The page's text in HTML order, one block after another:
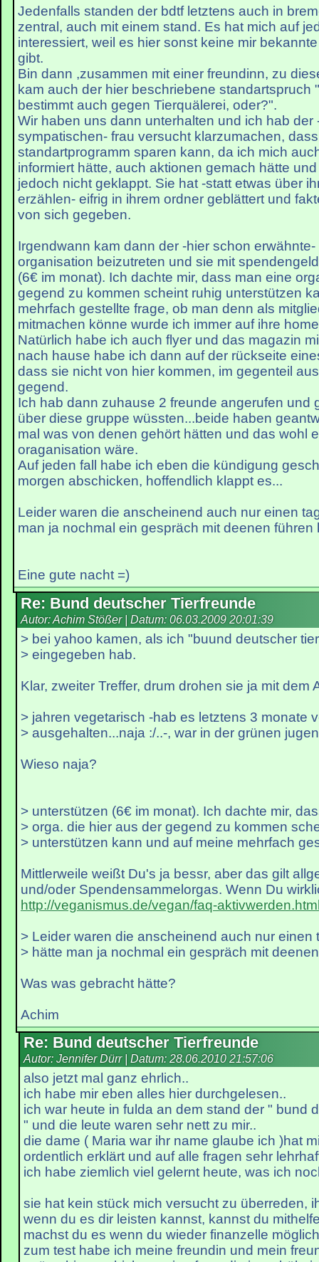
Jedenfalls standen der bdtf letztens auch in
zentral, auch mit einem stand. Es hat mich auf
interessiert, weil es hier sonst keine mir
gibt.
Bin dann ,zusammen mit einer freundinn, zu
kam auch der hier beschriebene standartspruch
bestimmt auch gegen Tierquälerei, oder?".
Wir haben uns dann unterhalten und ich hab der
sympatischen- frau versucht klarzumachen,
standartprogramm sparen kann, da ich mich
informiert hätte, auch aktionen gemach hätte
jedoch nicht geklappt. Sie hat -statt etwas über
erzählen- eifrig in ihrem ordner geblättert und
von sich gegeben.
Irgendwann kam dann der -hier schon erwähnte-
organisation beizutreten und sie mit
(6€ im monat). Ich dachte mir, dass man eine
gegend zu kommen scheint ruhig unterstützen
mehrfach gestellte frage, ob man denn als
mitmachen könne wurde ich immer auf ihre
Natürlich habe ich auch flyer und das magazin
nach hause habe ich dann auf der rückseite
dass sie nicht von hier kommen, im gegenteil
gegend.
Ich hab dann zuhause 2 freunde angerufen und
über diese gruppe wüssten...beide haben
mal was von denen gehört hätten und das wohl
oraganisation wäre.
Auf jeden fall habe ich eben die kündigung
morgen abschicken, hoffendlich klappt es...
Leider waren die anscheinend auch nur einen
man ja nochmal ein gespräch mit deenen führen
Eine gute nacht =)
Re: Bund deutscher Tierfreunde
Autor: Achim Stößer | Datum: 06.03.2009 20:01:39
> bei yahoo kamen, als ich "buund deutscher
> eingegeben hab.
Klar, zweiter Treffer, drum drohen sie ja mit dem
> jahren vegetarisch -hab es letztens 3 monate
> ausgehalten...naja :/..-, war in der grünen
Wieso naja?
> unterstützen (6€ im monat). Ich dachte mir,
> orga. die hier aus der gegend zu kommen
> unterstützen kann und auf meine mehrfach
Mittlerweile weißt Du's ja bessr, aber das gilt
und/oder Spendensammelorgas. Wenn Du
http://veganismus.de/vegan/faq-
> Leider waren die anscheinend auch nur einen
> hätte man ja nochmal ein gespräch mit
Was was gebracht hätte?
Achim
Re: Bund deutscher Tierfreunde
Autor: Jennifer Dürr | Datum: 28.06.2010 21:57:06
also jetzt mal ganz ehrlich..
ich habe mir eben alles hier durchgelesen..
ich war heute in fulda an dem stand der " bund
" und die leute waren sehr nett zu mir..
die dame ( Maria war ihr name glaube ich )hat
ordentlich erklärt und auf alle fragen sehr
ich habe ziemlich viel gelernt heute, was ich
sie hat kein stück mich versucht zu überreden,
wenn du es dir leisten kannst, kannst du
machst du es wenn du wieder finanzelle
zum test habe ich meine freundin und mein